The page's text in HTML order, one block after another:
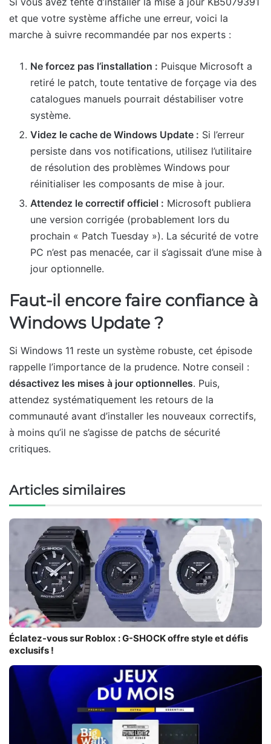
et que votre système affiche une erreur, voici la
marche à suivre recommandée par nos experts :
Ne forcez pas l’installation : Puisque Microsoft a
retiré le patch, toute tentative de forçage via des
catalogues manuels pourrait déstabiliser votre
système.
Videz le cache de Windows Update : Si l’erreur
persiste dans vos notifications, utilisez l’utilitaire
de résolution des problèmes Windows pour
réinitialiser les composants de mise à jour.
Attendez le correctif officiel : Microsoft publiera
une version corrigée (probablement lors du
prochain « Patch Tuesday »). La sécurité de votre
PC n’est pas menacée, car il s’agissait d’une mise à
jour optionnelle.
Faut-il encore faire confiance à
Windows Update ?
Si Windows 11 reste un système robuste, cet épisode
rappelle l’importance de la prudence. Notre conseil :
désactivez les mises à jour optionnelles. Puis,
attendez systématiquement les retours de la
communauté avant d’installer les nouveaux correctifs,
à moins qu’il ne s’agisse de patchs de sécurité
critiques.
Articles similaires
Éclatez-vous sur Roblox : G-SHOCK offre style et défis
exclusifs !